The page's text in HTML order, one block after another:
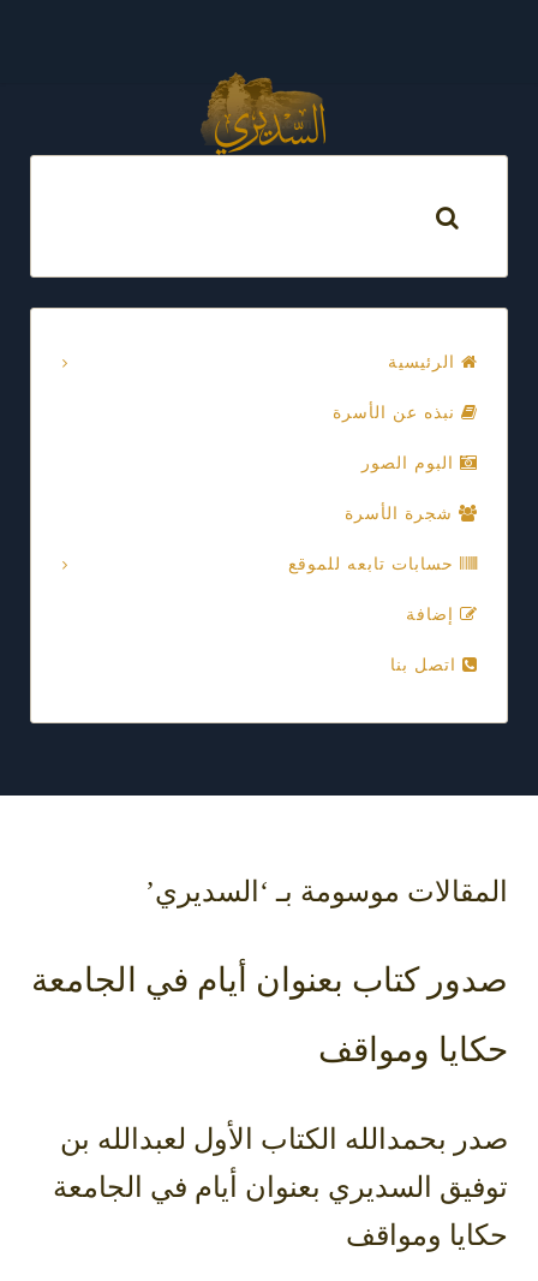
الرئيسية
نبذه عن الأسرة
البوم الصور
شجرة الأسرة
حسابات تابعه للموقع
إضافة
اتصل بنا
المقالات موسومة بـ ‘السديري’
صدور كتاب بعنوان أيام في الجامعة
حكايا ومواقف
صدر بحمدالله الكتاب الأول لعبدالله بن
توفيق السديري بعنوان أيام في الجامعة
حكايا ومواقف